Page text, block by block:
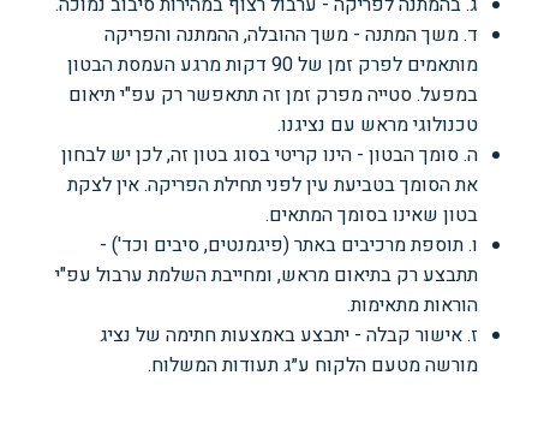
ד. משך המתנה - משך ההובלה, ההמתנה והפריקה
מותאמים לפרק זמן של 90 דקות מרגע העמסת הבטון
במפעל. סטייה מפרק זמן זה תתאפשר רק עפ"י תיאום
טכנולוגי מראש עם נציגנו.
ה. סומך הבטון - הינו קריטי בסוג בטון זה, לכן יש לבחון
את הסומך בטביעת עין לפני תחילת הפריקה. אין לצקת
בטון שאינו בסומך המתאים.
ו. תוספת מרכיבים באתר (פיגמנטים, סיבים וכד') -
תתבצע רק בתיאום מראש, ומחייבת השלמת ערבול עפ"י
הוראות מתאימות.
ז. אישור קבלה - יתבצע באמצעות חתימה של נציג
מורשה מטעם הלקוח ע״ג תעודות המשלוח.